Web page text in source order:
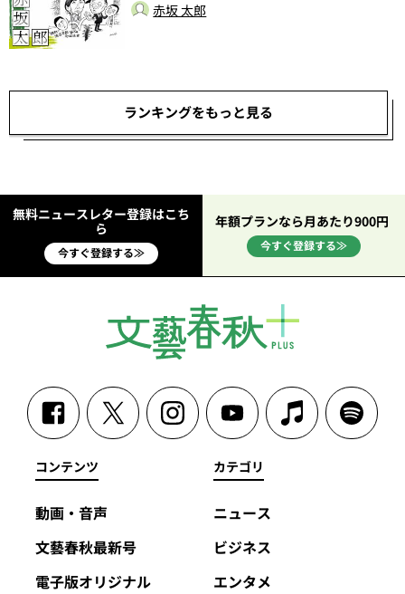
赤坂 太郎
ランキングをもっと見る
無料ニュースレター登録はこち
ら
今すぐ登録する≫
年額プランなら月あたり900円
今すぐ登録する≫
コンテンツ
動画・音声
文藝春秋最新号
電子版オリジナル
カテゴリ
ニュース
ビジネス
エンタメ